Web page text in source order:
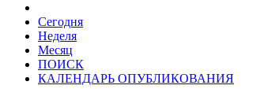
Сегодня
Неделя
Месяц
ПОИСК
КАЛЕНДАРЬ ОПУБЛИКОВАНИЯ